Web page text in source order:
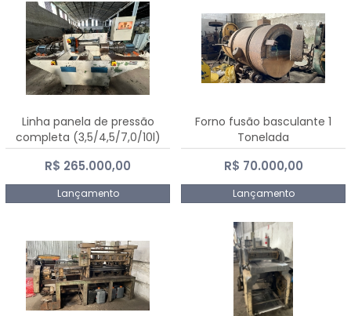
Linha panela de pressão
completa (3,5/4,5/7,0/10l)
R$ 265.000,00
Lançamento
Forno fusão basculante 1
Tonelada
R$ 70.000,00
Lançamento